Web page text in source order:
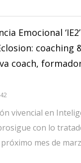
Emocional
coaching
coach,
vivencial en
con lo
mes de